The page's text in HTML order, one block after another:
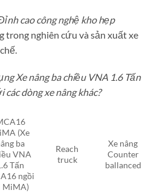
cao công nghệ kho hẹp
trong nghiên cứu và sản xuất xe
Xe nâng ba chiều VNA 1.6 Tấn
dòng xe nâng khác?
(Xe
ba
VNA
Tấn
ngồi
MiMA)
Reach
truck
Xe nâng
Counter
ballanced